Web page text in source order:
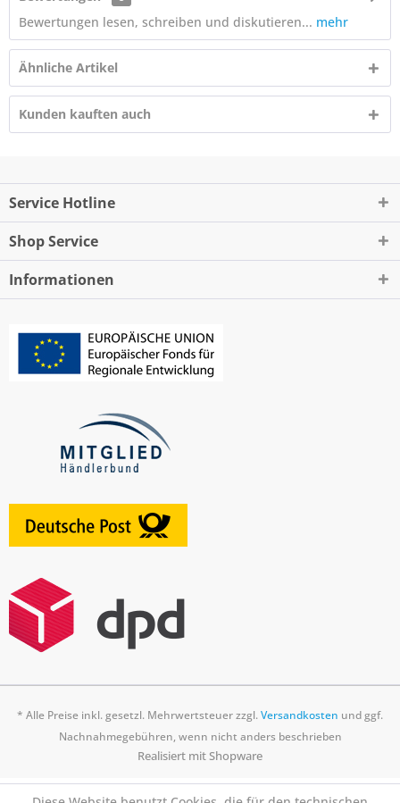
Bewertungen lesen, schreiben und diskutieren... mehr
Ähnliche Artikel
Kunden kauften auch
Service Hotline
Shop Service
Informationen
* Alle Preise inkl. gesetzl. Mehrwertsteuer zzgl.Versandkosten und ggf.
Nachnahmegebühren, wenn nicht anders beschrieben
Realisiert mit Shopware